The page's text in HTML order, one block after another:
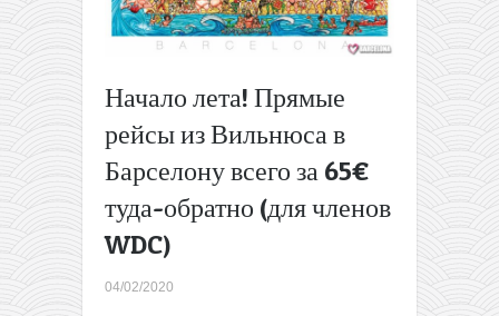
Начало лета! Прямые
рейсы из Вильнюса в
Барселону всего за 65€
туда-обратно (для членов
WDC)
04/02/2020
Ланку от
325€
туда-
обратно
(до
конца
октября)
Распродажа